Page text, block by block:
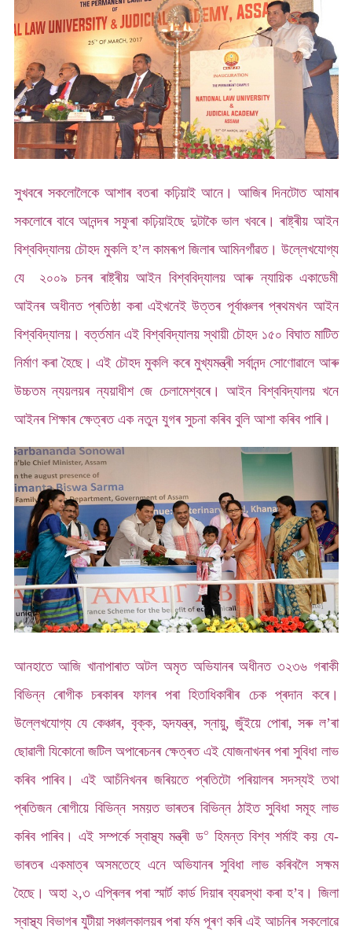
সুখবৰে সকলোলৈকে আশাৰ বতৰা কঢ়িয়াই আনে। আজিৰ দিনটোত আমাৰ
সকলোৰে বাবে আনন্দৰ সফুৰা কঢ়িয়াইছে দুটাকৈ ভাল খবৰে। ৰাষ্ট্ৰীয় আইন
বিশ্ববিদ্যালয় চৌহদ মুকলি হ’ল কামৰূপ জিলাৰ আমিনগাঁৱত। উল্লেখযোগ্য
যে ২০০৯ চনৰ ৰাষ্ট্ৰীয় আইন বিশ্ববিদ্যালয় আৰু ন্যায়িক একাডেমী
আইনৰ অধীনত প্ৰতিষ্ঠা কৰা এইখনেই উত্তৰ পূৰ্বাঞ্চলৰ প্ৰথমখন আইন
বিশ্ববিদ্যালয়। বৰ্ত্তমান এই বিশ্ববিদ্যালয় স্থায়ী চৌহদ ১৫০ বিঘাত মাটিত
নিৰ্মাণ কৰা হৈছে। এই চৌহদ মুকলি কৰে মুখ্যমন্ত্ৰী সৰ্বানন্দ সোণোৱালে আৰু
উচ্চতম ন্যয়লয়ৰ ন্যয়াধীশ জে চেলামেশ্বৰে। আইন বিশ্ববিদ্যালয় খনে
আইনৰ শিক্ষাৰ ক্ষেত্ৰত এক নতুন যুগৰ সুচনা কৰিব বুলি আশা কৰিব পাৰি।
আনহাতে আজি খানাপাৰাত অটল অমৃত অভিযানৰ অধীনত ৩২৩৬ গৰাকী
বিভিন্ন ৰোগীক চৰকাৰৰ ফালৰ পৰা হিতাধিকাৰীৰ চেক প্ৰদান কৰে।
উল্লেখযোগ্য যে কেঞ্চাৰ, বৃক্ক, হৃদযন্ত্ৰ, স্নায়ু, জুঁইয়ে পোৰা, সৰু ল’ৰা
ছোৱালী যিকোনো জটিল অপাৰেচনৰ ক্ষেত্ৰত এই যোজনাখনৰ পৰা সুবিধা লাভ
কৰিব পাৰিব। এই আচঁনিখনৰ জৰিয়তে প্ৰতিটো পৰিয়ালৰ সদস্যই তথা
প্ৰতিজন ৰোগীয়ে বিভিন্ন সময়ত ভাৰতৰ বিভিন্ন ঠাইত সুবিধা সমূহ লাভ
কৰিব পাৰিব। এই সম্পৰ্কে স্বাস্থ্য মন্ত্ৰী ড০ হিমন্ত বিশ্ব শৰ্মাই কয় যে-
ভাৰতৰ একমাত্ৰ অসমতেহে এনে অভিযানৰ সুবিধা লাভ কৰিবলৈ সক্ষম
হৈছে। অহা ২,৩ এপ্ৰিলৰ পৰা স্মাৰ্ট কাৰ্ড দিয়াৰ ব্যৱস্থা কৰা হ’ব। জিলা
স্বাস্থ্য বিভাগৰ যুটীয়া সঞ্চালকালয়ৰ পৰা ৰ্ফম পূৰণ কৰি এই আচনিৰ সকলোৱে